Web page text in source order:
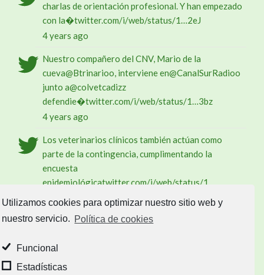
Utilizamos cookies para optimizar nuestro sitio web y
nuestro servicio. Política de cookies
Funcional
Estadísticas
charlas de orientación profesional. Y han empezado
con la�twitter.com/i/web/status/1…2eJ
4 years ago
Nuestro compañero del CNV, Mario de la
cueva@Btrinarioo, interviene en@CanalSurRadioo
junto a@colvetcadizz
defendie�twitter.com/i/web/status/1…3bz
4 years ago
Los veterinarios clínicos también actúan como
parte de la contingencia, cumplimentando la
encuesta
epidemiológicatwitter.com/i/web/status/1…
gBg8ki
Buscar